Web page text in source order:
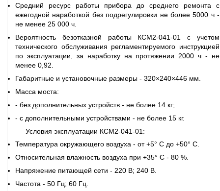
Средний ресурс работы прибора до среднего ремонта с
ежегодной наработкой без подрегулировки не более 5000 ч -
не менее 25 000 ч.
Вероятность безотказной работы КСМ2-041-01 с учетом
технического обслуживания регламентируемого инструкцией
по эксплуатации, за наработку на протяжении 2000 ч - не
менее 0,92.
Габаритные и установочные размеры - 320×240×446 мм.
Масса моста:
- без дополнительных устройств - не более 14 кг;
- с дополнительными устройствами - не более 15 кг.
Условия эксплуатации КСМ2-041-01:
Температура окружающего воздуха - от +5° С до +50° С.
Относительная влажность воздуха при +35° С - 80 %.
Напряжение питающей сети - 220 В; 240 В.
Частота - 50 Гц; 60 Гц.